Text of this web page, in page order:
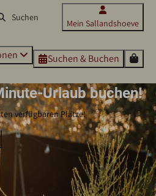
Mein Sallandshoeve
Suchen & Buchen
Urlaub buchen!
verfügbaren Plätze!